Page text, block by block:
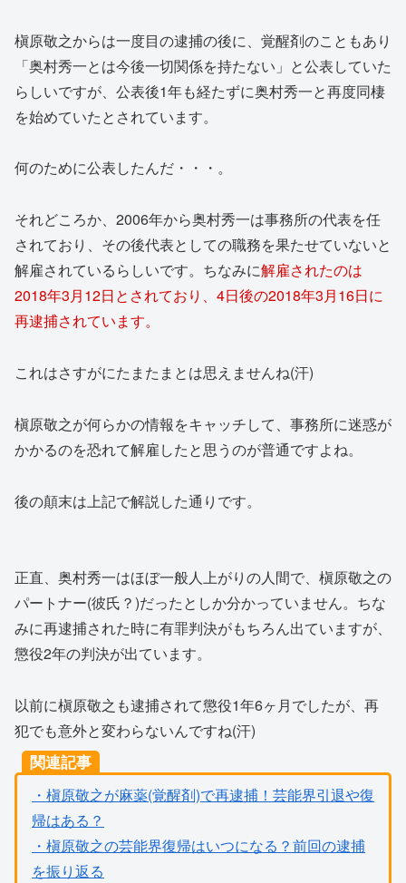
槇原敬之からは一度目の逮捕の後に、覚醒剤のこともあり
「奥村秀一とは今後一切関係を持たない」と公表していた
らしいですが、公表後1年も経たずに奥村秀一と再度同棲
を始めていたとされています。
何のために公表したんだ・・・。
それどころか、2006年から奥村秀一は事務所の代表を任
されており、その後代表としての職務を果たせていないと
解雇されているらしいです。ちなみに解雇されたのは
2018年3月12日とされており、4日後の2018年3月16日に
再逮捕されています。
これはさすがにたまたまとは思えませんね(汗)
槇原敬之が何らかの情報をキャッチして、事務所に迷惑が
かかるのを恐れて解雇したと思うのが普通ですよね。
後の顛末は上記で解説した通りです。
正直、奥村秀一はほぼ一般人上がりの人間で、槇原敬之の
パートナー(彼氏？)だったとしか分かっていません。ちな
みに再逮捕された時に有罪判決がもちろん出ていますが、
懲役2年の判決が出ています。
以前に槇原敬之も逮捕されて懲役1年6ヶ月でしたが、再
犯でも意外と変わらないんですね(汗)
関連記事
・槇原敬之が麻薬(覚醒剤)で再逮捕！芸能界引退や復
帰はある？
・槇原敬之の芸能界復帰はいつになる？前回の逮捕
を振り返る